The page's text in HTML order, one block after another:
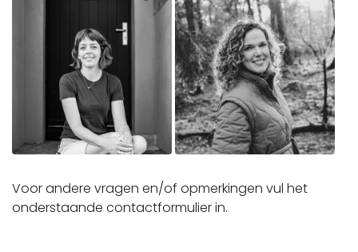
Voor andere vragen en/of opmerkingen vul het
onderstaande contactformulier in.